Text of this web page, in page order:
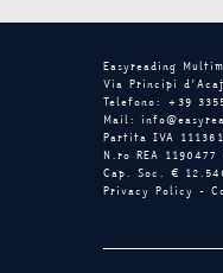
Easyreading
Via Principi
Telefono: +39
Mail:
Partita IVA
N.ro REA
Cap. Soc. €
Privacy Policy -